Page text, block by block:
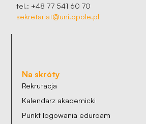
tel.: +48 77 541 60 70
sekretariat@uni.opole.pl
Na skróty
Rekrutacja
Kalendarz akademicki
Punkt logowania eduroam